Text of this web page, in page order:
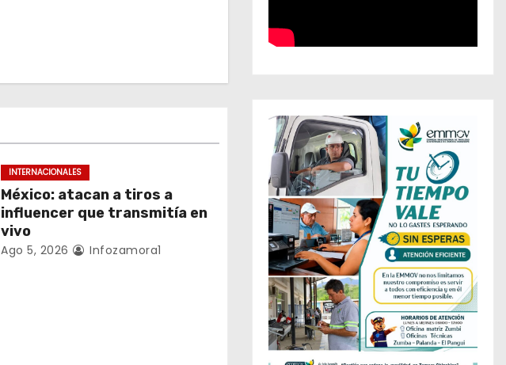
INTERNACIONALES
México: atacan a tiros a
influencer que transmitía en
vivo
Ago 5, 2026 Infozamora1